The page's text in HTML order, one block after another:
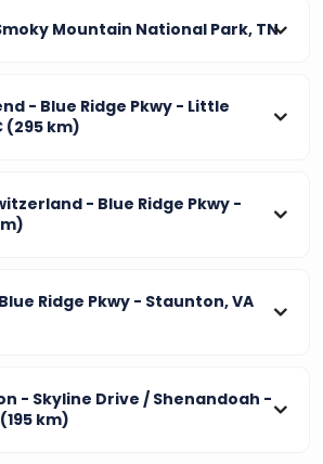
Mountain National Park, TN
- Blue Ridge Pkwy - Little
(295 km)
- Blue Ridge Pkwy -
Ridge Pkwy - Staunton, VA
- Skyline Drive / Shenandoah -
km)